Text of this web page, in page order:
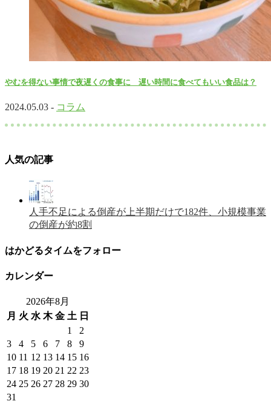
やむを得ない事情で夜遅くの食事に 遅い時間に食べてもいい食品は？
2024.05.03 - コラム
人気の記事
人手不足による倒産が上半期だけで182件、小規模事業
の倒産が約8割
はかどるタイムをフォロー
カレンダー
2026年8月
月 火 水 木 金 土 日
1
2
3
4 5 6 7 8
9
10 11 12 13 14 15 16
17 18 19 20 21 22 23
24 25 26 27 28 29 30
31